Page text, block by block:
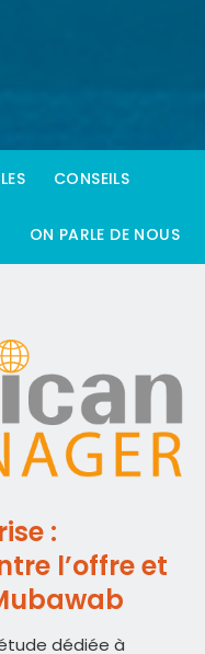
CONSEILS
ON PARLE DE NOUS
:
l’offre et
dédiée à